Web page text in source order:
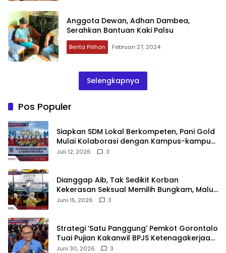
Anggota Dewan, Adhan Dambea,
Serahkan Bantuan Kaki Palsu
Berita Pilihan Februari 27, 2024
Selengkapnya
Pos Populer
‎Siapkan SDM Lokal Berkompeten, Pani Gold
Mulai Kolaborasi dengan Kampus-kampus
di Gorontalo
Juli 12, 2026 3
‎Dianggap Aib, Tak Sedikit Korban
Kekerasan Seksual Memilih Bungkam, Malu
untuk Melapor!‎
Juni 15, 2026 3
Strategi ‘Satu Panggung’ Pemkot Gorontalo
Tuai Pujian Kakanwil BPJS Ketenagakerjaan
Sulama‎‎
Juni 30, 2026 3